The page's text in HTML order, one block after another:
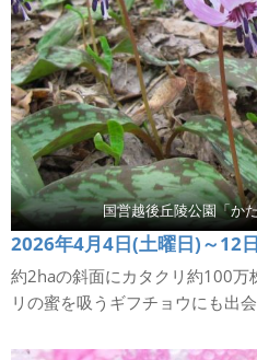
国営越後丘陵公園「か
2026年4月4日(土曜日)～12
約2haの斜面にカタクリ約100万
リの蜜を吸うギフチョウにも出